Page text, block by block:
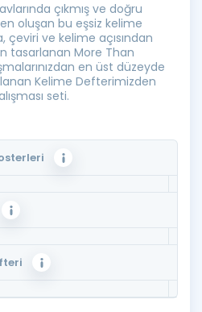
çıkmış ve doğru
oluşan bu eşsiz kelime
ve kelime açısından
tasarlanan More Than
en üst düzeyde
Kelime Defterimizden
seti.